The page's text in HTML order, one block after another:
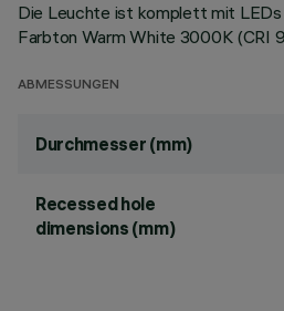
Die Leuchte ist komplett mit LEDs
Farbton Warm White 3000K (CRI
ABMESSUNGEN
Durchmesser (mm)
Recessed hole
dimensions (mm)